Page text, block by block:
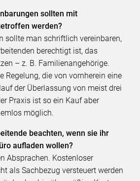
sollten mit
werden?
sollte man schriftlich vereinbaren,
berechtigt ist, das
– z. B. Familienangehörige.
Regelung, die von vornherein eine
der Überlassung von meist drei
Praxis ist so ein Kauf aber
möglich.
beachten, wenn sie ihr
aufladen wollen?
Absprachen. Kostenloser
als Sachbezug versteuert werden